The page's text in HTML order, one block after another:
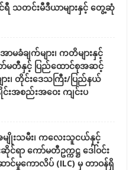
ရီ သတင်းမီဒီယာများနှင့် တွေ့ဆုံ
ချက်များ၊ ကတိများနှင့်
ော်မတီနှင့် ပြည်ထောင်စုအဆင့်
ား၊ တိုင်းဒေသကြီး/ပြည်နယ်
အစည်းအဝေး ကျင်းပ
းသမီး၊ ကလေးသူငယ်နှင့်
ာ ကော်မတီဥက္ကဋ္ဌ ဒေါ်ဝင်း
ာင်မှုကောလိပ် (ILC) မှ တာဝန်ရှိ